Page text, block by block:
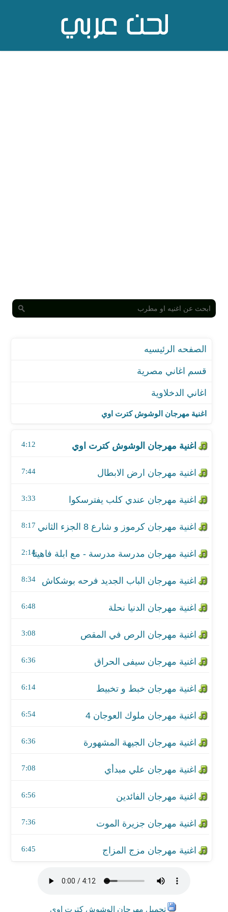
قسم اغاني مصرية
اغنية مهرجان الوشوش كترت اوي
اغنية مهرجان الوشوش كترت اوي
4:12
اغنية مهرجان ارض الابطال
7:44
اغنية مهرجان عندي كلب يفترسكوا
3:33
8:17
2:14
8:34
اغنية مهرجان الدنيا نحلة
6:48
اغنية مهرجان الرص في المقص
3:08
اغنية مهرجان سيفى الحراق
6:36
6:14
6:54
6:36
اغنية مهرجان علي مبدأي
7:08
اغنية مهرجان الفائدين
6:56
اغنية مهرجان جزيرة الموت
7:36
6:45
تحميل مهرجان الوشوش كترت اوي